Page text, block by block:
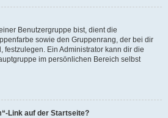
Benutzergruppe bist, dient die
sowie den Gruppenrang, der bei dir
festzulegen. Ein Administrator kann dir die
im persönlichen Bereich selbst
Link auf der Startseite?